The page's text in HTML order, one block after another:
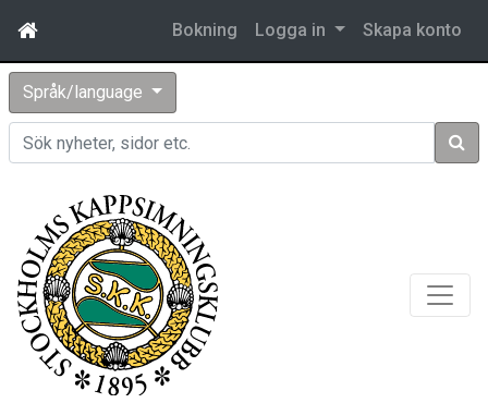
Bokning Logga in Skapa konto
Språk/language
Sök